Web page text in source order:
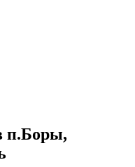
п.Боры,